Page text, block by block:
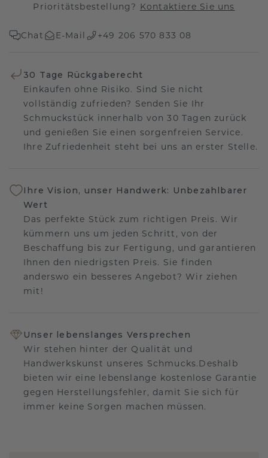
Prioritätsbestellung? Kontaktiere Sie uns
Chat E-Mail +49 206 570 833 08
30 Tage Rückgaberecht
Einkaufen ohne Risiko. Sind Sie nicht
vollständig zufrieden? Senden Sie Ihr
Schmuckstück innerhalb von 30 Tagen zurück
und genießen Sie einen sorgenfreien Service.
Ihre Zufriedenheit steht bei uns an erster Stelle.
Ihre Vision, unser Handwerk: Unbezahlbarer
Wert
Das perfekte Stück zum richtigen Preis. Wir
kümmern uns um jeden Schritt, von der
Beschaffung bis zur Fertigung, und garantieren
Ihnen den niedrigsten Preis. Sie finden
anderswo ein besseres Angebot? Wir ziehen
mit!
Unser lebenslanges Versprechen
Wir stehen hinter der Qualität und
Handwerkskunst unseres Schmucks.Deshalb
bieten wir eine lebenslange kostenlose Garantie
gegen Herstellungsfehler, damit Sie sich für
immer keine Sorgen machen müssen.